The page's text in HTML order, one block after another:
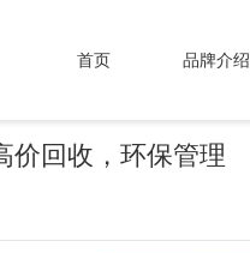
首页 品牌介绍
价回收，环保管理